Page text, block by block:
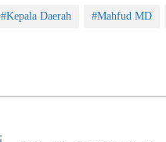
#Kepala Daerah #Mahfud MD